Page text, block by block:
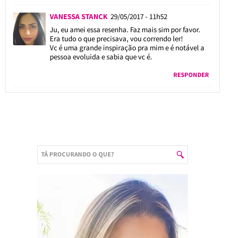
VANESSA STANCK 29/05/2017 - 11h52
Ju, eu amei essa resenha. Faz mais sim por favor.
Era tudo o que precisava, vou correndo ler!
Vc é uma grande inspiração pra mim e é notável a
pessoa evoluida e sabia que vc é.
RESPONDER